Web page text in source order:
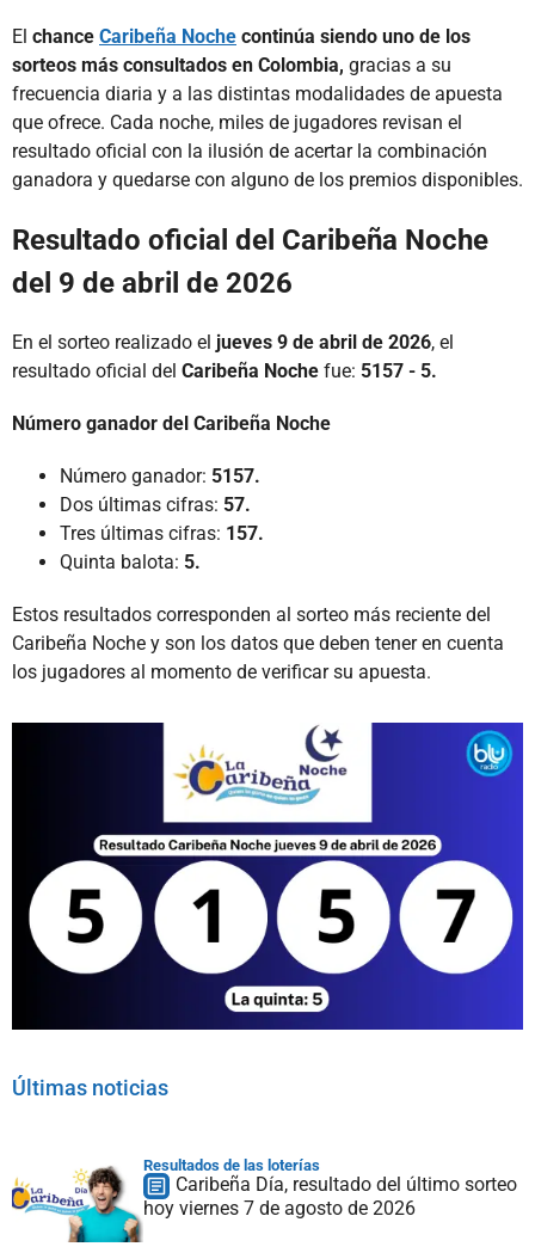
El chance Caribeña Noche continúa siendo uno de los
sorteos más consultados en Colombia, gracias a su
frecuencia diaria y a las distintas modalidades de apuesta
que ofrece. Cada noche, miles de jugadores revisan el
resultado oficial con la ilusión de acertar la combinación
ganadora y quedarse con alguno de los premios disponibles.
Resultado oficial del Caribeña Noche
del 9 de abril de 2026
En el sorteo realizado el jueves 9 de abril de 2026, el
resultado oficial del Caribeña Noche fue: 5157 - 5.
Número ganador del Caribeña Noche
Número ganador: 5157.
Dos últimas cifras: 57.
Tres últimas cifras: 157.
Quinta balota: 5.
Estos resultados corresponden al sorteo más reciente del
Caribeña Noche y son los datos que deben tener en cuenta
los jugadores al momento de verificar su apuesta.
Últimas noticias
Resultados de las loterías
Caribeña Día, resultado del último sorteo
hoy viernes 7 de agosto de 2026